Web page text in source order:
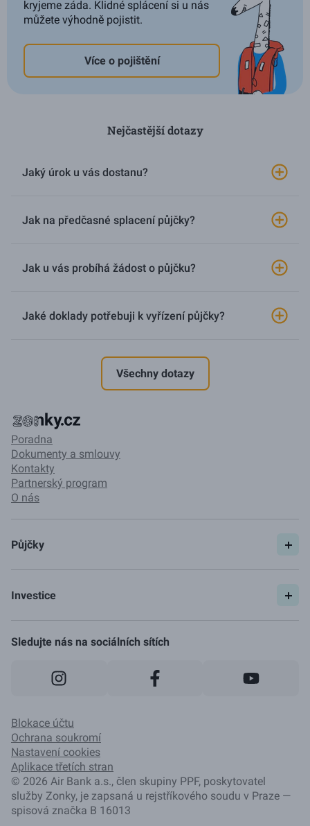
kryjeme záda. Klidné splácení si u nás
můžete výhodně pojistit.
Více o pojištění
Nejčastější dotazy
Jaký úrok u vás dostanu?
Jak na předčasné splacení půjčky?
Jak u vás probíhá žádost o půjčku?
Jaké doklady potřebuji k vyřízení půjčky?
Všechny dotazy
Poradna
Dokumenty a smlouvy
Kontakty
Partnerský program
O nás
Půjčky
Pojištění
Investice
Jak to funguje
Sledujte nás na sociálních sítích
Blokace účtu
Ochrana soukromí
Nastavení cookies
Aplikace třetích stran
© 2026 Air Bank a.s., člen skupiny PPF, poskytovatel
služby Zonky, je zapsaná u rejstříkového soudu v Praze —
spisová značka B 16013